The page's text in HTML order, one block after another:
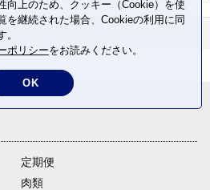
定期便
肉類
向上のため、クッキー（Cookie）を使
を継続された場合、Cookieの利用に同
ポリシーをお読みください。
OK